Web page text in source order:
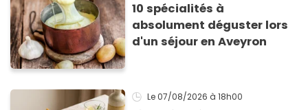
10 spécialités à
absolument déguster lors
d'un séjour en Aveyron
Le 07/08/2026 à 18h00